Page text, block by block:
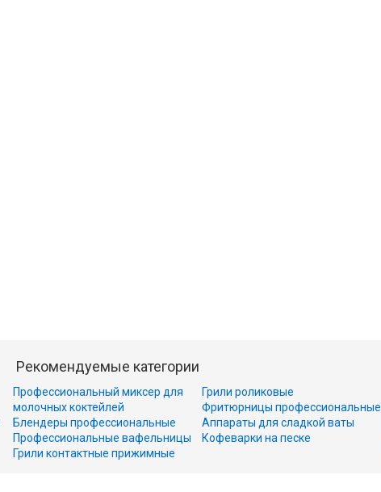
Рекомендуемые категории
Профессиональный миксер для
молочных коктейлей
Блендеры профессиональные
Профессиональные вафельницы
Грили контактные прижимные
Грили роликовые
Фритюрницы профессиональные
Аппараты для сладкой ваты
Кофеварки на песке